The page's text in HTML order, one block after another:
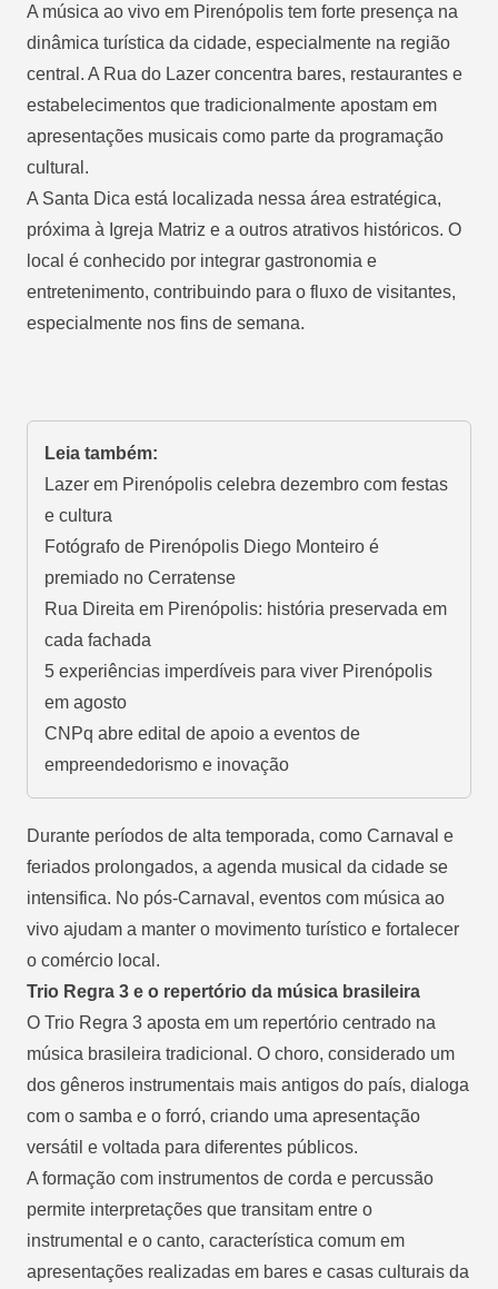
A música ao vivo em Pirenópolis tem forte presença na
dinâmica turística da cidade, especialmente na região
central. A Rua do Lazer concentra bares, restaurantes e
estabelecimentos que tradicionalmente apostam em
apresentações musicais como parte da programação
cultural.
A Santa Dica está localizada nessa área estratégica,
próxima à Igreja Matriz e a outros atrativos históricos. O
local é conhecido por integrar gastronomia e
entretenimento, contribuindo para o fluxo de visitantes,
especialmente nos fins de semana.
Leia também:
Lazer em Pirenópolis celebra dezembro com festas
e cultura
Fotógrafo de Pirenópolis Diego Monteiro é
premiado no Cerratense
Rua Direita em Pirenópolis: história preservada em
cada fachada
5 experiências imperdíveis para viver Pirenópolis
em agosto
CNPq abre edital de apoio a eventos de
empreendedorismo e inovação
Durante períodos de alta temporada, como Carnaval e
feriados prolongados, a agenda musical da cidade se
intensifica. No pós-Carnaval, eventos com música ao
vivo ajudam a manter o movimento turístico e fortalecer
o comércio local.
Trio Regra 3 e o repertório da música brasileira
O Trio Regra 3 aposta em um repertório centrado na
música brasileira tradicional. O choro, considerado um
dos gêneros instrumentais mais antigos do país, dialoga
com o samba e o forró, criando uma apresentação
versátil e voltada para diferentes públicos.
A formação com instrumentos de corda e percussão
permite interpretações que transitam entre o
instrumental e o canto, característica comum em
apresentações realizadas em bares e casas culturais da